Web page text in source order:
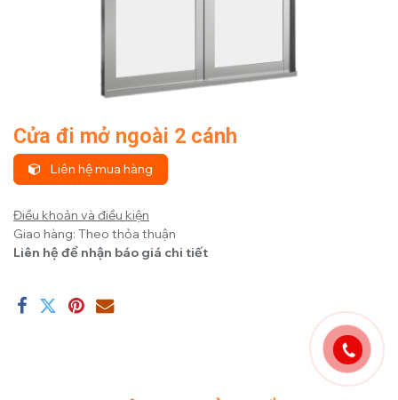
Cửa đi mở ngoài 2 cánh
Liên hệ mua hàng
Điều khoản và điều kiện
Giao hàng: Theo thỏa thuận
Liên hệ để nhận báo giá chi tiết